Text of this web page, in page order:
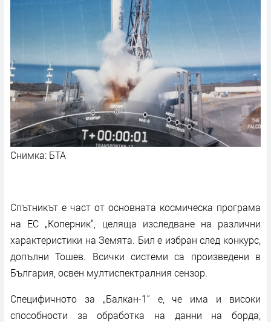
Снимка: БТА
Спътникът е част от основната космическа програма
на ЕС „Коперник“, целяща изследване на различни
характеристики на Земята. Бил е избран след конкурс,
допълни Тошев. Всички системи са произведени в
България, освен мултиспектралния сензор.
Специфичното за „Балкан-1“ е, че има и високи
способности за обработка на данни на борда,